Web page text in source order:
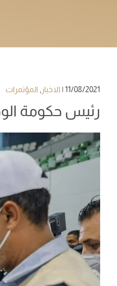
11/08/2021
| الاخبار , المؤتمرات
رئيس حكومة